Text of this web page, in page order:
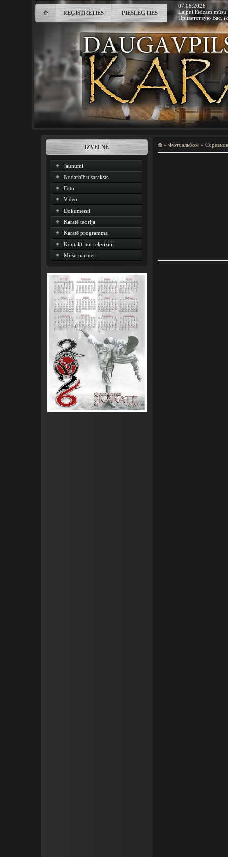
⟰ REĢISTRĒTIES PIESLĒGTIES
07.08.2026
Laipni lūdzam mūsu
Приветствую Вас ,
IZVĒLNE
Jaunumi
Nodarbību saraksts
Foto
Video
Dokumenti
Karatē teorija
Karatē programma
Kontakti un rekvizīti
Mūsu partneri
⟰ » Фотоальбом »